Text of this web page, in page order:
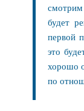
смотрим
будет
первой
это
хорошо
по